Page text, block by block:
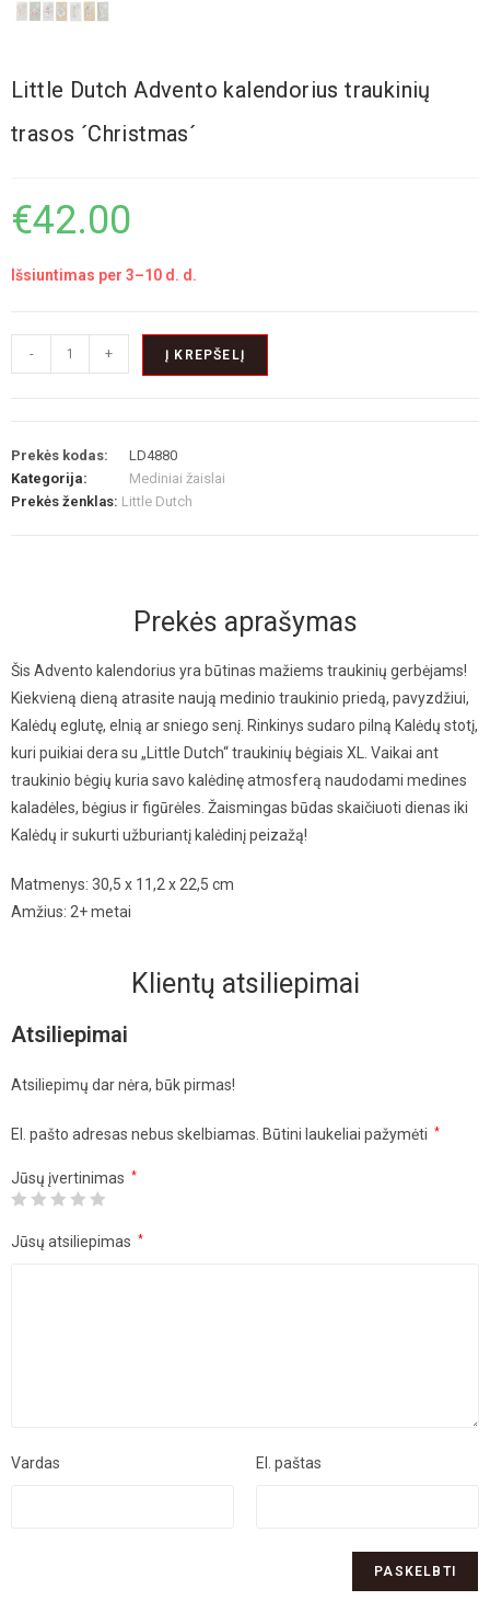
Little Dutch Advento kalendorius traukinių
trasos ´Christmas´
€42.00
Išsiuntimas per 3–10 d. d.
- + Į KREPŠELĮ
Prekės kodas:
LD4880
Kategorija:
Mediniai žaislai
Prekės ženklas: Little Dutch
Prekės aprašymas
Šis Advento kalendorius yra būtinas mažiems traukinių gerbėjams!
Kiekvieną dieną atrasite naują medinio traukinio priedą, pavyzdžiui,
Kalėdų eglutę, elnią ar sniego senį. Rinkinys sudaro pilną Kalėdų stotį,
kuri puikiai dera su „Little Dutch“ traukinių bėgiais XL. Vaikai ant
traukinio bėgių kuria savo kalėdinę atmosferą naudodami medines
kaladėles, bėgius ir figūrėles. Žaismingas būdas skaičiuoti dienas iki
Kalėdų ir sukurti užburiantį kalėdinį peizažą!
Matmenys: 30,5 x 11,2 x 22,5 cm
Amžius: 2+ metai
Klientų atsiliepimai
Atsiliepimai
Atsiliepimų dar nėra, būk pirmas!
El. pašto adresas nebus skelbiamas. Būtini laukeliai pažymėti *
Jūsų įvertinimas *
Jūsų atsiliepimas *
Vardas El. paštas